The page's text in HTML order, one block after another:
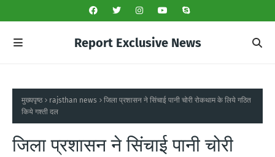
Report Exclusive News
मुख्यपृष्ठ rajsthan news
जिला प्रशासन ने सिंचाई पानी चोरी रोकथाम के लिये गठित
किये गश्ती दल
जिला प्रशासन ने सिंचाई पानी चोरी